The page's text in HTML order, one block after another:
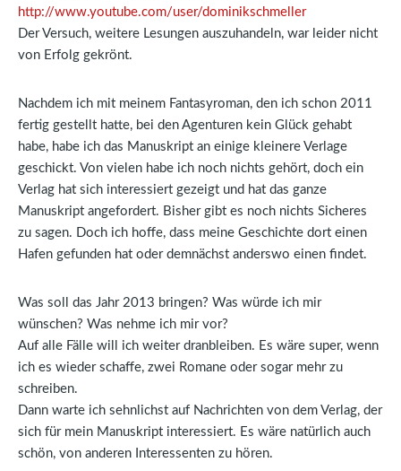
http://www.youtube.com/user/dominikschmeller
Der Versuch, weitere Lesungen auszuhandeln, war leider nicht
von Erfolg gekrönt.
Nachdem ich mit meinem Fantasyroman, den ich schon 2011
fertig gestellt hatte, bei den Agenturen kein Glück gehabt
habe, habe ich das Manuskript an einige kleinere Verlage
geschickt. Von vielen habe ich noch nichts gehört, doch ein
Verlag hat sich interessiert gezeigt und hat das ganze
Manuskript angefordert. Bisher gibt es noch nichts Sicheres
zu sagen. Doch ich hoffe, dass meine Geschichte dort einen
Hafen gefunden hat oder demnächst anderswo einen findet.
Was soll das Jahr 2013 bringen? Was würde ich mir
wünschen? Was nehme ich mir vor?
Auf alle Fälle will ich weiter dranbleiben. Es wäre super, wenn
ich es wieder schaffe, zwei Romane oder sogar mehr zu
schreiben.
Dann warte ich sehnlichst auf Nachrichten von dem Verlag, der
sich für mein Manuskript interessiert. Es wäre natürlich auch
schön, von anderen Interessenten zu hören.